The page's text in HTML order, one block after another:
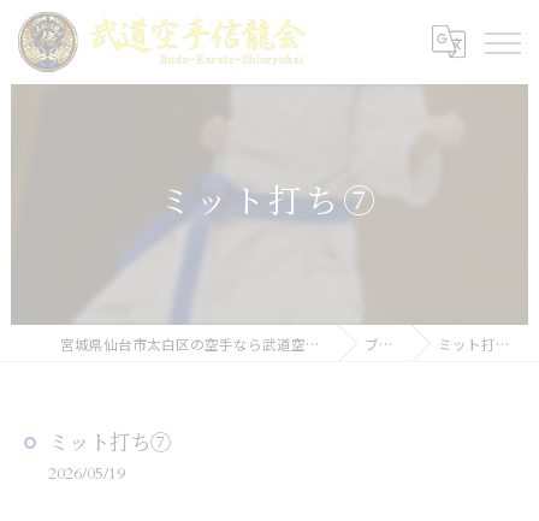
ミット打ち⑦
宮城県仙台市太白区の空手なら武道空手信龍会 ブログ ミット打ち⑦
ミット打ち⑦
2026/05/19